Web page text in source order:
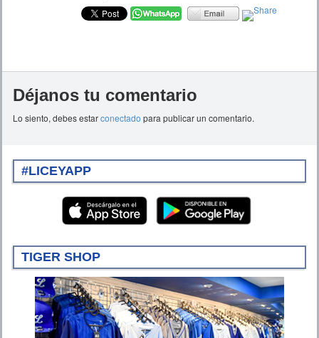
Déjanos tu comentario
Lo siento, debes estarconectado para publicar un comentario.
#LICEYAPP
TIGER SHOP